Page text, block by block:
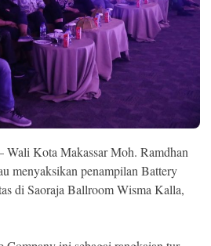
Wali Kota Makassar Moh. Ramdhan
menyaksikan penampilan Battery
di Saoraja Ballroom Wisma Kalla,